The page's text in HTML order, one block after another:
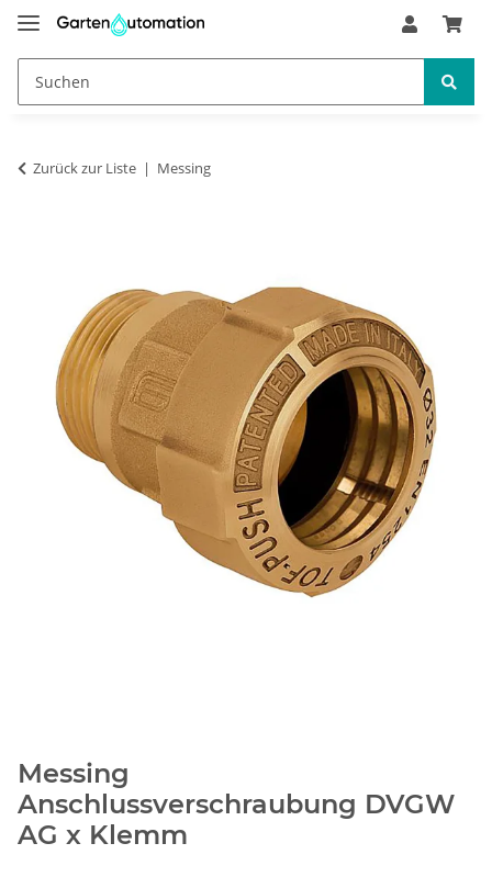
Zurück zur Liste Messing
Messing
Anschlussverschraubung DVGW
AG x Klemm